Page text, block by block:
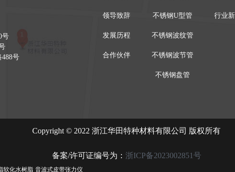
号
号
领导致辞
发展历程
合作伙伴
不锈钢U型管
不锈钢波纹管
不锈钢波节管
不锈钢盘管
行业
Copyright © 2022 浙江华田特种材料有限公司 版权所有
软化水树脂 音波式皮带张力仪
备案/许可证编号为： 浙ICP备2023002851号